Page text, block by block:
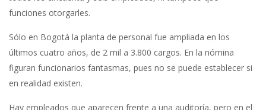
funciones otorgarles.
Sólo en Bogotá la planta de personal fue ampliada en los
últimos cuatro años, de 2 mil a 3.800 cargos. En la nómina
figuran funcionarios fantasmas, pues no se puede establecer si
en realidad existen.
Hay empleados que aparecen frente a una auditoría, pero en el